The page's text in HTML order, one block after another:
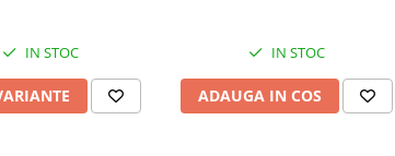
IN STOC IN STOC
ADAUGA IN COS